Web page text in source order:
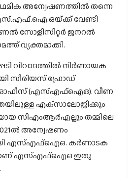
അന്വേഷണത്തിൽ തന്നെ
വേണ്ടി
സോളിസിറ്റർ ജനറൽ
വ്യക്തമാക്കി.
വിവാദത്തില്‍ നിര്‍ണായക
സീരിയസ് ഫ്രോഡ്
ഓഫീസ് (എസ്എഫ്‌ഐഒ). വീണ
എക്‌സാലോജിക്കും
സിഎംആര്‍എല്ലും തമ്മിലെ
അന്വേഷണം
എസ്എഫ്‌ഐഒ. കര്‍ണാടക
എസ്എഫ്‌ഐഒ ഇതു